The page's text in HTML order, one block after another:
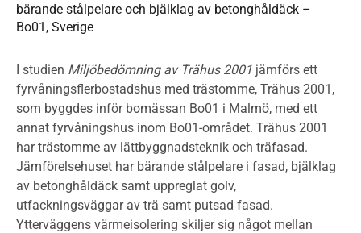
bärande stålpelare och bjälklag av betonghåldäck –
Bo01, Sverige
I studien Miljöbedömning av Trähus 2001 jämförs ett
fyrvåningsflerbostadshus med trästomme, Trähus 2001,
som byggdes inför bomässan Bo01 i Malmö, med ett
annat fyrvåningshus inom Bo01-området. Trähus 2001
har trästomme av lättbyggnadsteknik och träfasad.
Jämförelsehuset har bärande stålpelare i fasad, bjälklag
av betonghåldäck samt uppreglat golv,
utfackningsväggar av trä samt putsad fasad.
Ytterväggens värmeisolering skiljer sig något mellan